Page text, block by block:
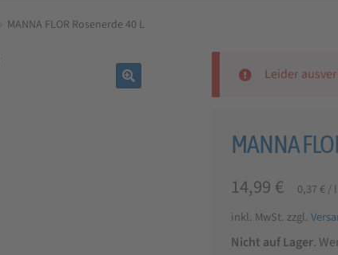
MANNA FLOR Rosenerde 40 L
Leider
MANNA
14,99 € 0,37 € /l
inkl. MwSt. zzgl.
Nicht auf Lager.